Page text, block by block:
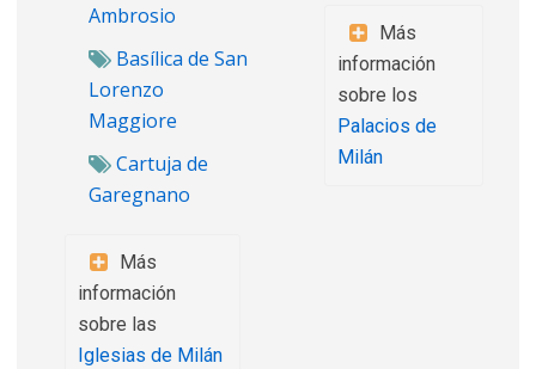
Ambrosio
Basílica de San
Lorenzo
Maggiore
Cartuja de
Garegnano
Más
información
sobre las
Iglesias de Milán
Más
información
sobre los
Palacios de
Milán